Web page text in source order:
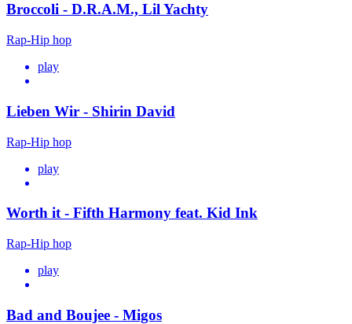
Broccoli - D.R.A.M., Lil Yachty
Rap-Hip hop
play
Lieben Wir - Shirin David
Rap-Hip hop
play
Worth it - Fifth Harmony feat. Kid Ink
Rap-Hip hop
play
Bad and Boujee - Migos